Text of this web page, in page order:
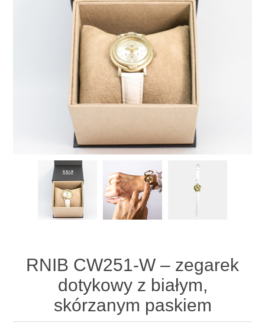
RNIB CW251-W – zegarek
dotykowy z białym,
skórzanym paskiem